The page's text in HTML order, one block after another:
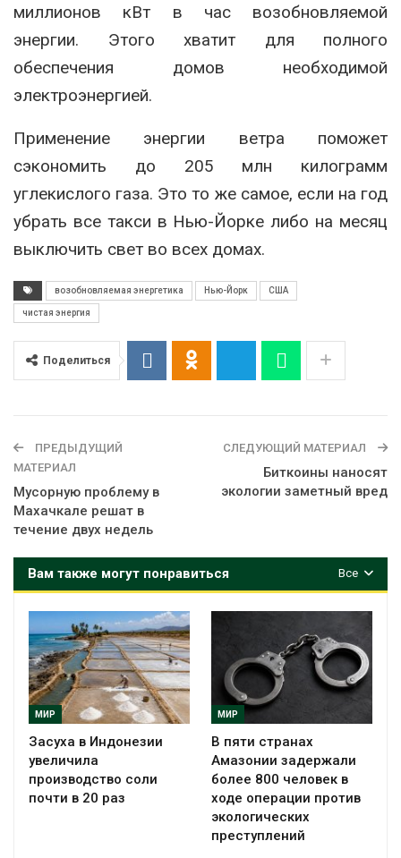
миллионов кВт в час возобновляемой
энергии. Этого хватит для полного
обеспечения домов необходимой
электроэнергией.
Применение энергии ветра поможет
сэкономить до 205 млн килограмм
углекислого газа. Это то же самое, если на год
убрать все такси в Нью-Йорке либо на месяц
выключить свет во всех домах.
возобновляемая энергетика Нью-Йорк США
чистая энергия
Поделиться
ПРЕДЫДУЩИЙ
МАТЕРИАЛ
Мусорную проблему в
Махачкале решат в
течение двух недель
СЛЕДУЮЩИЙ МАТЕРИАЛ
Биткоины наносят
экологии заметный вред
Все
Вам также могут понравиться
МИР
Засуха в Индонезии
увеличила
производство соли
почти в 20 раз
МИР
В пяти странах
Амазонии задержали
более 800 человек в
ходе операции против
экологических
преступлений